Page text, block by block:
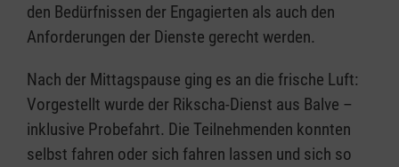
den Bedürfnissen der Engagierten als auch den
Anforderungen der Dienste gerecht werden.
Nach der Mittagspause ging es an die frische Luft:
Vorgestellt wurde der Rikscha-Dienst aus Balve –
inklusive Probefahrt. Die Teilnehmenden konnten
selbst fahren oder sich fahren lassen und sich so